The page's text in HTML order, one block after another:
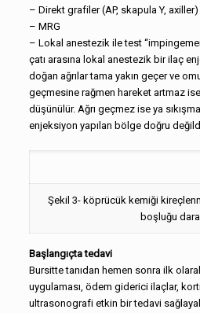
– Direkt grafiler (AP, skapula Y, axiller)
– MRG
– Lokal anestezik ile test
çatı arasına lokal anestezik bir ilaç
doğan ağrılar tama yakın geçer ve
geçmesine rağmen hareket artmaz ise
düşünülür. Ağrı geçmez ise ya
enjeksiyon yapılan bölge doğru
Şekil 3- köprücük kemiği
boşluğu
Başlangıçta tedavi
Bursitte tanıdan hemen sonra ilk
uygulaması, ödem giderici ilaçlar,
ultrasonografi etkin bir tedavi